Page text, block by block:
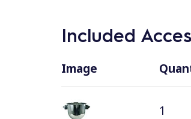
Included
Image
1